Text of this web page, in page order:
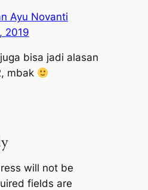
Ayu Novanti
2019
bisa jadi alasan
mbak
will not be
fields are